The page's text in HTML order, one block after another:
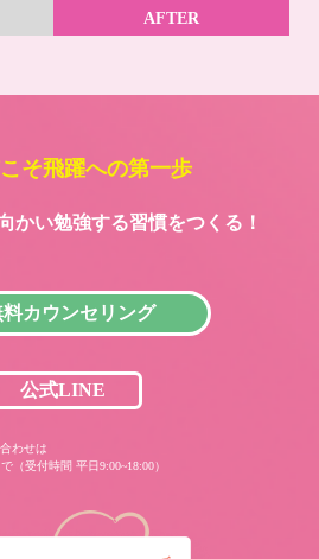
AFTER
そ飛躍への第一歩
かい勉強する習慣をつくる！
料カウンセリング
公式LINE
わせは
（受付時間 平日9:00~18:00）